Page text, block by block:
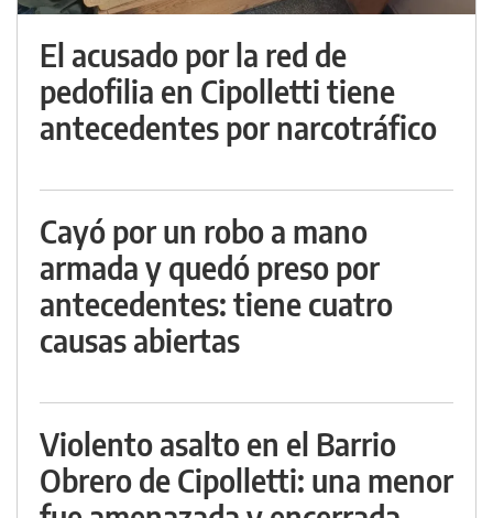
El acusado por la red de
pedofilia en Cipolletti tiene
antecedentes por narcotráfico
Cayó por un robo a mano
armada y quedó preso por
antecedentes: tiene cuatro
causas abiertas
Violento asalto en el Barrio
Obrero de Cipolletti: una menor